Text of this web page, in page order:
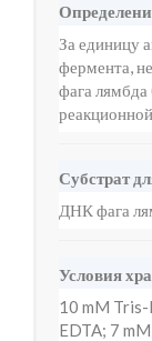
За единицу
фермента,
фага
Субстрат
ДНК фага
Условия
10 mM Tris-
EDTA; 7